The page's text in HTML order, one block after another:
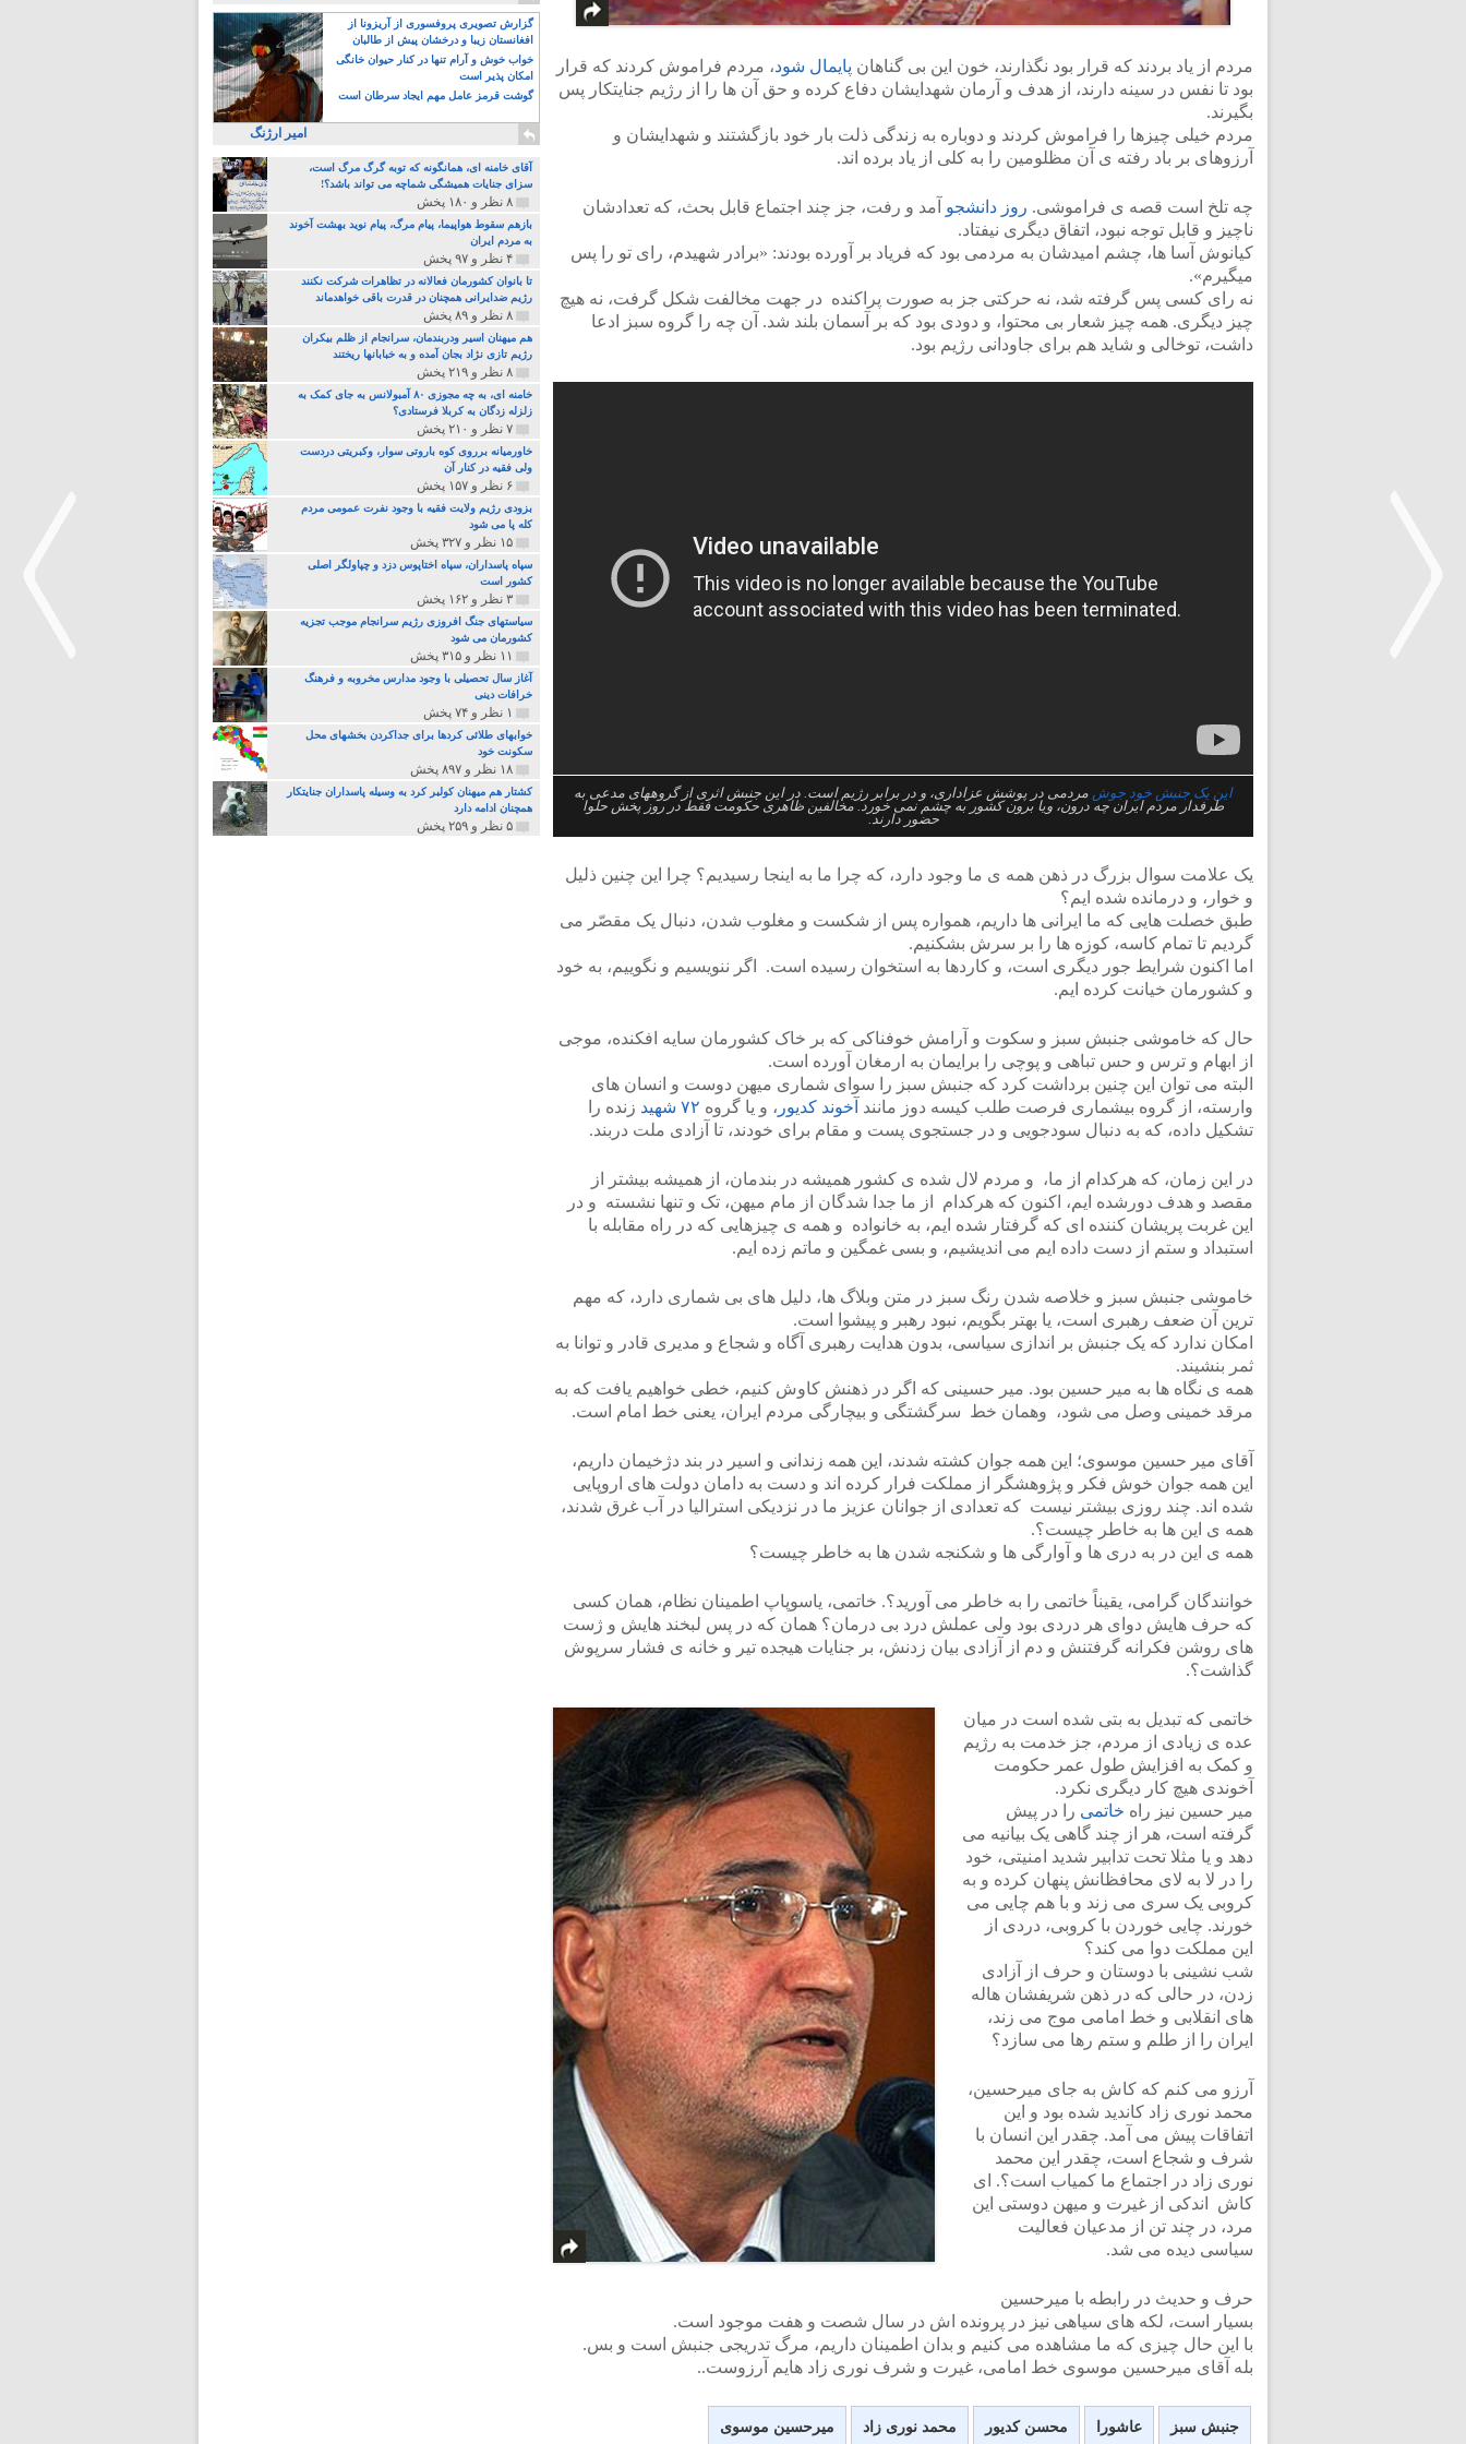
مردم از یاد بردند که قرار بود نگذارند، خون این بی گناهان پایمال شود، مردم فراموش کردند که قرار
بود تا نفس در سینه دارند، از هدف و آرمان شهدایشان دفاع کرده و حق آن ها را از رژیم جنایتکار پس
بگیرند.
مردم خیلی چیزها را فراموش کردند و دوباره به زندگی ذلت بار خود بازگشتند و شهدایشان و
آرزوهای بر باد رفته ی آن مظلومین را به کلی از یاد برده اند.
چه تلخ است قصه ی فراموشی. روز دانشجو آمد و رفت، جز چند اجتماع قابل بحث، که تعدادشان
ناچیز و قابل توجه نبود، اتفاق دیگری نیفتاد.
کیانوش آسا ها، چشم امیدشان به مردمی بود که فریاد بر آورده بودند: «برادر شهیدم، رای تو را پس
میگیرم».
نه رای کسی پس گرفته شد، نه حرکتی جز به صورت پراکنده در جهت مخالفت شکل گرفت، نه هیچ
چیز دیگری. همه چیز شعار بی محتوا، و دودی بود که بر آسمان بلند شد. آن چه را گروه سبز ادعا
داشت، توخالی و شاید هم برای جاودانی رژیم بود.
این یک جنبش خود جوش مردمی در پوشش عزاداری، و در برابر رژیم است. در این جنبش اثری از گروههای مدعی به
طرفدار مردم ایران چه درون، ویا برون کشور به چشم نمی خورد. مخالفین ظاهری حکومت فقط در روز پخش حلوا
حضور دارند.
یک علامت سوال بزرگ در ذهن همه ی ما وجود دارد، که چرا ما به اینجا رسیدیم؟ چرا این چنین ذلیل
و خوار، و درمانده شده ایم؟
طبق خصلت هایی که ما ایرانی ها داریم، همواره پس از شکست و مغلوب شدن، دنبال یک مقصّر می
گردیم تا تمام کاسه، کوزه ها را بر سرش بشکنیم.
اما اکنون شرایط جور دیگری است، و کاردها به استخوان رسیده است. اگر ننویسیم و نگوییم، به خود
و کشورمان خیانت کرده ایم.
حال که خاموشی جنبش سبز و سکوت و آرامش خوفناکی که بر خاک کشورمان سایه افکنده، موجی
از ابهام و ترس و حس تباهی و پوچی را برایمان به ارمغان آورده است.
البته می توان این چنین برداشت کرد که جنبش سبز را سوای شماری میهن دوست و انسان های
وارسته، از گروه بیشماری فرصت طلب کیسه دوز مانند آخوند کدیور ، و یا گروه ۷۲ شهید
زنده را
تشکیل داده، که به دنبال سودجویی و در جستجوی پست و مقام برای خودند، تا آزادی ملت دربند.
در این زمان، که هرکدام از ما، و مردم لال شده ی کشور همیشه در بندمان، از همیشه بیشتر از
مقصد و هدف دورشده ایم، اکنون که هرکدام از ما جدا شدگان از مام میهن، تک و تنها نشسته و در
این غربت پریشان کننده ای که گرفتار شده ایم، به خانواده و همه ی چیزهایی که در راه مقابله با
استبداد و ستم از دست داده ایم می اندیشیم، و بسی غمگین و ماتم زده ایم.
خاموشی جنبش سبز و خلاصه شدن رنگ سبز در متن وبلاگ ها، دلیل های بی شماری دارد، که مهم
ترین آن ضعف رهبری است، یا بهتر بگویم، نبود رهبر و پیشوا است.
امکان ندارد که یک جنبش بر اندازی سیاسی، بدون هدایت رهبری آگاه و شجاع و مدیری قادر و توانا به
ثمر بنشیند.
همه ی نگاه ها به میر حسین بود. میر حسینی که اگر در ذهنش کاوش کنیم، خطی خواهیم یافت که به
مرقد خمینی وصل می شود، وهمان خط سرگشتگی و بیچارگی مردم ایران، یعنی خط امام است.
آقای میر حسین موسوی؛ این همه جوان کشته شدند، این همه زندانی و اسیر در بند دژخیمان داریم،
این همه جوان خوش فکر و پژوهشگر از مملکت فرار کرده اند و دست به دامان دولت های اروپایی
شده اند. چند روزی بیشتر نیست که تعدادی از جوانان عزیز ما در نزدیکی استرالیا در آب غرق شدند،
همه ی این ها به خاطر چیست؟.
همه ی این در به دری ها و آوارگی ها و شکنجه شدن ها به خاطر چیست؟
خوانندگان گرامی، یقیناً خاتمی را به خاطر می آورید؟. خاتمی، یاسوپاپ اطمینان نظام، همان کسی
که حرف هایش دوای هر دردی بود ولی عملش درد بی درمان؟ همان که در پس لبخند هایش و ژست
های روشن فکرانه گرفتنش و دم از آزادی بیان زدنش، بر جنایات هیجده تیر و خانه ی فشار سرپوش
گذاشت؟.
خاتمی که تبدیل به بتی شده است در میان
عده ی زیادی از مردم، جز خدمت به رژیم
و کمک به افزایش طول عمر حکومت
آخوندی هیچ کار دیگری نکرد.
میر حسین نیز راه خاتمی را در پیش
گرفته است، هر از چند گاهی یک بیانیه می
دهد و یا مثلا تحت تدابیر شدید امنیتی، خود
را در لا به لای محافظانش پنهان کرده و به
کروبی یک سری می زند و با هم چایی می
خورند. چایی خوردن با کروبی، دردی از
این مملکت دوا می کند؟
شب نشینی با دوستان و حرف از آزادی
زدن، در حالی که در ذهن شریفشان هاله
های انقلابی و خط امامی موج می زند،
ایران را از طلم و ستم رها می سازد؟
آرزو می کنم که کاش به جای میرحسین،
محمد نوری زاد کاندید شده بود و این
اتفاقات پیش می آمد. چقدر این انسان با
شرف و شجاع است، چقدر این محمد
نوری زاد در اجتماع ما کمیاب است؟. ای
کاش اندکی از غیرت و میهن دوستی این
مرد، در چند تن از مدعیان فعالیت
سیاسی دیده می شد.
حرف و حدیث در رابطه با میرحسین
بسیار است، لکه های سیاهی نیز در پرونده اش در سال شصت و هفت موجود است.
با این حال چیزی که ما مشاهده می کنیم و بدان اطمینان داریم، مرگ تدریجی جنبش است و بس.
بله آقای میرحسین موسوی خط امامی، غیرت و شرف نوری زاد هایم آرزوست..
جنبش سبز عاشورا محسن کدیور محمد نوری زاد میرحسین موسوی
گزارش تصویری پروفسوری از آریزونا از
افغانستان زیبا و درخشان پیش از طالبان
خواب خوش و آرام تنها در کنار حیوان خانگی
امکان پذیر است
گوشت قرمز عامل مهم ایجاد سرطان است
امیر ارژنگ
آقای خامنه ای، همانگونه که توبه گرگ مرگ است،
سزای جنایات همیشگی شماچه می تواند باشد؟!
۸ نظر و ۱۸۰ پخش
بازهم سقوط هواپیما، پیام مرگ، پیام نوید بهشت آخوند
به مردم ایران
۴ نظر و ۹۷ پخش
تا بانوان کشورمان فعالانه در تظاهرات شرکت نکنند
رژیم ضدایرانی همچنان در قدرت باقی خواهدماند
۸ نظر و ۸۹ پخش
هم میهنان اسیر ودربندمان، سرانجام از ظلم بیکران
رژیم تازی نژاد بجان آمده و به خبابانها ریختند
۸ نظر و ۲۱۹ پخش
خامنه ای، به چه مجوزی ۸۰ آمبولانس به جای کمک به
زلزله زدگان به کربلا فرستادی؟
۷ نظر و ۲۱۰ پخش
خاورمیانه برروی کوه باروتی سوار، وکبریتی دردست
ولی فقیه در کنار آن
۶ نظر و ۱۵۷ پخش
بزودی رژیم ولایت فقیه با وجود نفرت عمومی مردم
کله پا می شود
۱۵ نظر و ۳۲۷ پخش
سپاه پاسداران، سپاه اختاپوس دزد و چپاولگر اصلی
کشور است
۳ نظر و ۱۶۲ پخش
سیاستهای جنگ افروزی رژیم سرانجام موجب تجزیه
کشورمان می شود
۱۱ نظر و ۳۱۵ پخش
آغاز سال تحصیلی با وجود مدارس مخروبه و فرهنگ
خرافات دینی
۱ نظر و ۷۴ پخش
خوابهای طلائی کردها برای جداکردن بخشهای محل
سکونت خود
۱۸ نظر و ۸۹۷ پخش
کشتار هم میهنان کولبر کرد به وسیله پاسداران جنایتکار
همچنان ادامه دارد
۵ نظر و ۲۵۹ پخش